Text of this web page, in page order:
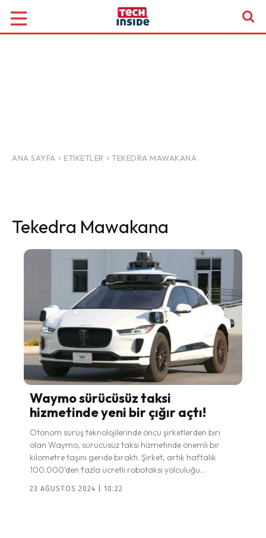
ANA SAYFA ETIKETLER TEKEDRA MAWAKANA
Tekedra Mawakana
Waymo sürücüsüz taksi
hizmetinde yeni bir çığır açtı!
Otonom sürüş teknolojilerinde öncü şirketlerden biri
olan Waymo, sürücüsüz taksi hizmetinde önemli bir
kilometre taşını geride bıraktı. Şirket, artık haftalık
100.000’den fazla ücretli robotaksi yolculuğu...
23 AĞUSTOS 2024 | 10:22